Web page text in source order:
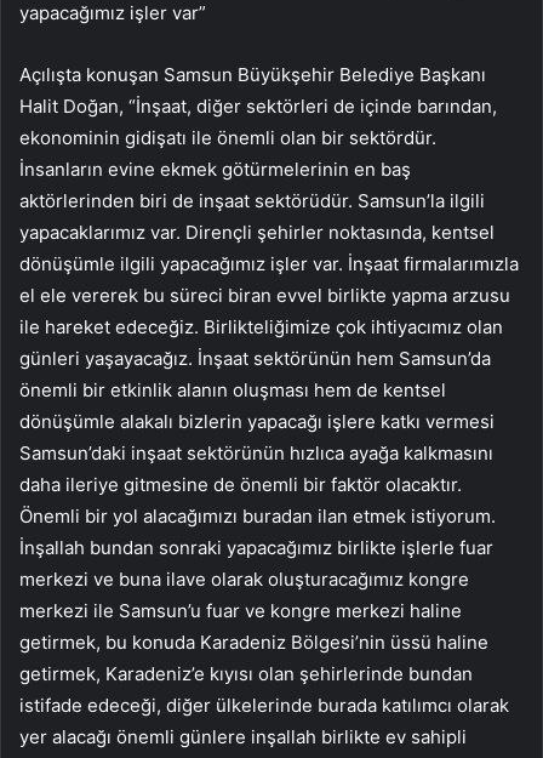
yapacağımız işler var”
Açılışta konuşan Samsun Büyükşehir Belediye Başkanı
Halit Doğan, “İnşaat, diğer sektörleri de içinde barından,
ekonominin gidişatı ile önemli olan bir sektördür.
İnsanların evine ekmek götürmelerinin en baş
aktörlerinden biri de inşaat sektörüdür. Samsun’la ilgili
yapacaklarımız var. Dirençli şehirler noktasında, kentsel
dönüşümle ilgili yapacağımız işler var. İnşaat firmalarımızla
el ele vererek bu süreci biran evvel birlikte yapma arzusu
ile hareket edeceğiz. Birlikteliğimize çok ihtiyacımız olan
günleri yaşayacağız. İnşaat sektörünün hem Samsun’da
önemli bir etkinlik alanın oluşması hem de kentsel
dönüşümle alakalı bizlerin yapacağı işlere katkı vermesi
Samsun’daki inşaat sektörünün hızlıca ayağa kalkmasını
daha ileriye gitmesine de önemli bir faktör olacaktır.
Önemli bir yol alacağımızı buradan ilan etmek istiyorum.
İnşallah bundan sonraki yapacağımız birlikte işlerle fuar
merkezi ve buna ilave olarak oluşturacağımız kongre
merkezi ile Samsun’u fuar ve kongre merkezi haline
getirmek, bu konuda Karadeniz Bölgesi’nin üssü haline
getirmek, Karadeniz’e kıyısı olan şehirlerinde bundan
istifade edeceği, diğer ülkelerinde burada katılımcı olarak
yer alacağı önemli günlere inşallah birlikte ev sahipli